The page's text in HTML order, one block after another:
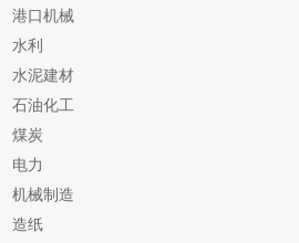
港口机械
水利
水泥建材
石油化工
煤炭
电力
机械制造
造纸